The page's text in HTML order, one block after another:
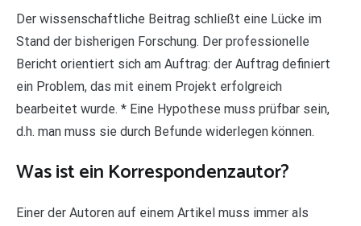
Der wissenschaftliche Beitrag schließt eine Lücke im
Stand der bisherigen Forschung. Der professionelle
Bericht orientiert sich am Auftrag: der Auftrag definiert
ein Problem, das mit einem Projekt erfolgreich
bearbeitet wurde. * Eine Hypothese muss prüfbar sein,
d.h. man muss sie durch Befunde widerlegen können.
Was ist ein Korrespondenzautor?
Einer der Autoren auf einem Artikel muss immer als